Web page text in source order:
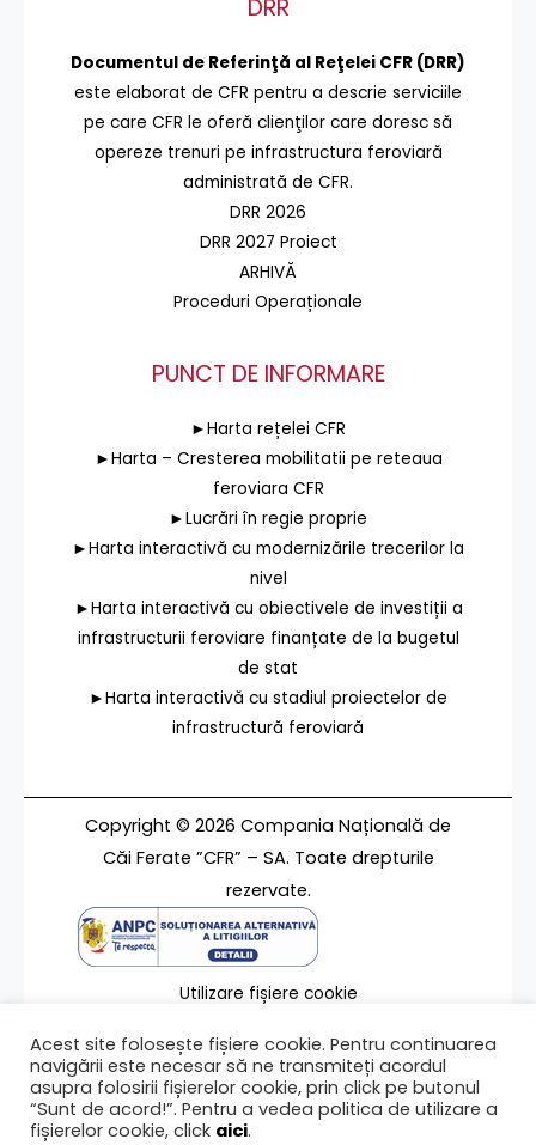
DRR
Documentul de Referinţă al Reţelei CFR (DRR)
este elaborat de CFR pentru a descrie serviciile
pe care CFR le oferă clienţilor care doresc să
opereze trenuri pe infrastructura feroviară
administrată de CFR.
DRR 2026
DRR 2027 Proiect
ARHIVĂ
Proceduri Operaționale
PUNCT DE INFORMARE
►Harta rețelei CFR
►Harta – Cresterea mobilitatii pe reteaua
feroviara CFR
►Lucrări în regie proprie
►Harta interactivă cu modernizările trecerilor la
nivel
►Harta interactivă cu obiectivele de investiții a
infrastructurii feroviare finanțate de la bugetul
de stat
►Harta interactivă cu stadiul proiectelor de
infrastructură feroviară
Copyright © 2026 Compania Națională de
Căi Ferate ”CFR” – SA. Toate drepturile
rezervate.
Utilizare fișiere cookie
Contact
Acest site folosește fișiere cookie. Pentru continuarea
navigării este necesar să ne transmiteți acordul
asupra folosirii fișierelor cookie, prin click pe butonul
“Sunt de acord!”. Pentru a vedea politica de utilizare a
fișierelor cookie, click aici.